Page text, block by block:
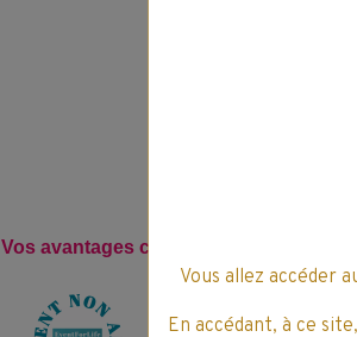
Vos avantages clients pour l'achat, de
Vous allez accéder
En accédant, à ce